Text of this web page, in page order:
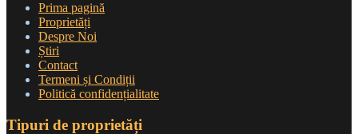
Prima pagină
Proprietăți
Despre Noi
Știri
Contact
Termeni și Condiții
Politică confidențialitate
Tipuri de proprietăți